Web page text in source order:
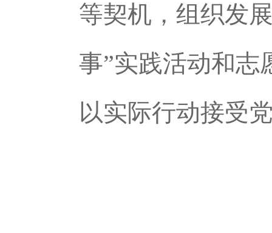
等契机，组织发
事”实践活动和志
以实际行动接受